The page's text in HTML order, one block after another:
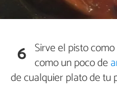
6 Sirve el pisto
como un poco de
de cualquier plato de tu